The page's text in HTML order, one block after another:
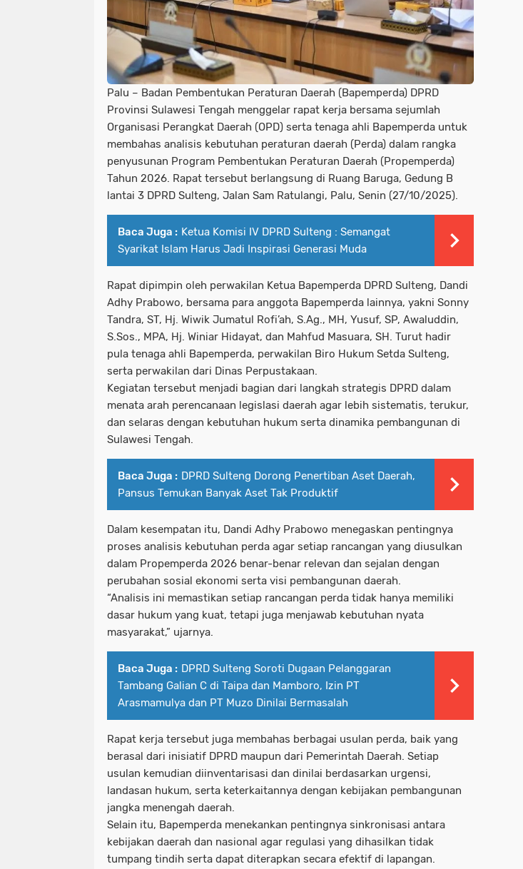
Palu – Badan Pembentukan Peraturan Daerah (Bapemperda) DPRD
Provinsi Sulawesi Tengah menggelar rapat kerja bersama sejumlah
Organisasi Perangkat Daerah (OPD) serta tenaga ahli Bapemperda untuk
membahas analisis kebutuhan peraturan daerah (Perda) dalam rangka
penyusunan Program Pembentukan Peraturan Daerah (Propemperda)
Tahun 2026. Rapat tersebut berlangsung di Ruang Baruga, Gedung B
lantai 3 DPRD Sulteng, Jalan Sam Ratulangi, Palu, Senin (27/10/2025).
Baca Juga : Ketua Komisi IV DPRD Sulteng : Semangat
Syarikat Islam Harus Jadi Inspirasi Generasi Muda
Rapat dipimpin oleh perwakilan Ketua Bapemperda DPRD Sulteng, Dandi
Adhy Prabowo, bersama para anggota Bapemperda lainnya, yakni Sonny
Tandra, ST, Hj. Wiwik Jumatul Rofi’ah, S.Ag., MH , Yusuf, SP, Awaluddin,
S.Sos., MPA, Hj. Winiar Hidayat, dan Mahfud Masuara, SH . Turut hadir
pula tenaga ahli Bapemperda, perwakilan Biro Hukum Setda Sulteng,
serta perwakilan dari Dinas Perpustakaan.
Kegiatan tersebut menjadi bagian dari langkah strategis DPRD dalam
menata arah perencanaan legislasi daerah agar lebih sistematis, terukur,
dan selaras dengan kebutuhan hukum serta dinamika pembangunan di
Sulawesi Tengah.
Baca Juga : DPRD Sulteng Dorong Penertiban Aset Daerah,
Pansus Temukan Banyak Aset Tak Produktif
Dalam kesempatan itu, Dandi Adhy Prabowo menegaskan pentingnya
proses analisis kebutuhan perda agar setiap rancangan yang diusulkan
dalam Propemperda 2026 benar-benar relevan dan sejalan dengan
perubahan sosial ekonomi serta visi pembangunan daerah.
“Analisis ini memastikan setiap rancangan perda tidak hanya memiliki
dasar hukum yang kuat, tetapi juga menjawab kebutuhan nyata
masyarakat,” ujarnya.
Baca Juga : DPRD Sulteng Soroti Dugaan Pelanggaran
Tambang Galian C di Taipa dan Mamboro, Izin PT
Arasmamulya dan PT Muzo Dinilai Bermasalah
Rapat kerja tersebut juga membahas berbagai usulan perda, baik yang
berasal dari inisiatif DPRD maupun dari Pemerintah Daerah. Setiap
usulan kemudian diinventarisasi dan dinilai berdasarkan urgensi,
landasan hukum, serta keterkaitannya dengan kebijakan pembangunan
jangka menengah daerah.
Selain itu, Bapemperda menekankan pentingnya sinkronisasi antara
kebijakan daerah dan nasional agar regulasi yang dihasilkan tidak
tumpang tindih serta dapat diterapkan secara efektif di lapangan.